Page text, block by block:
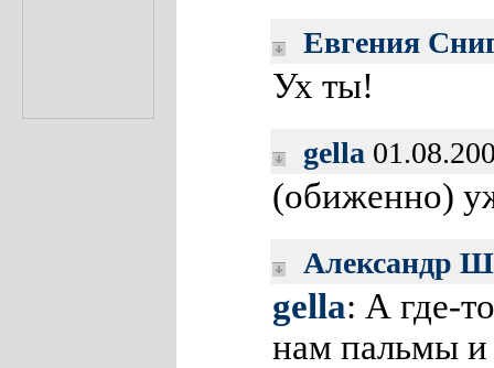
Евгения
Ух ты!
gella
(обиженно)
Александр
gella: А где-
нам пальмы